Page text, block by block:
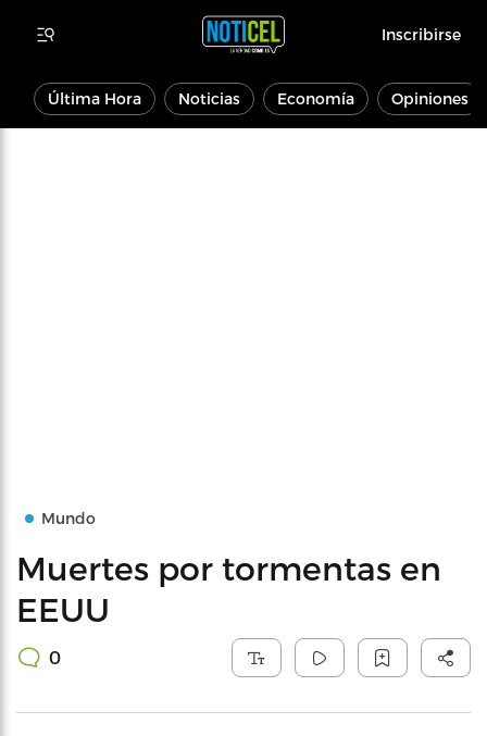
Inscribirse
Última Hora Noticias Economía Opiniones
Mundo
Muertes por tormentas en
EEUU
0